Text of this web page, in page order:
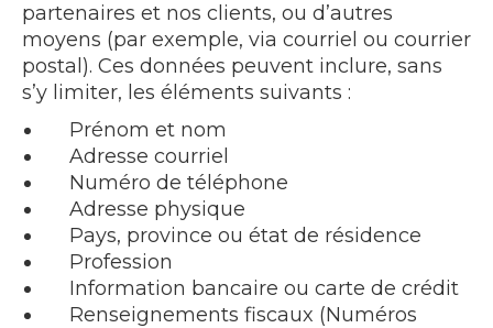
partenaires et nos clients, ou d’autres
moyens (par exemple, via courriel ou courrier
postal). Ces données peuvent inclure, sans
s’y limiter, les éléments suivants :
Prénom et nom
Adresse courriel
Numéro de téléphone
Adresse physique
Pays, province ou état de résidence
Profession
Information bancaire ou carte de crédit
Renseignements fiscaux (Numéros